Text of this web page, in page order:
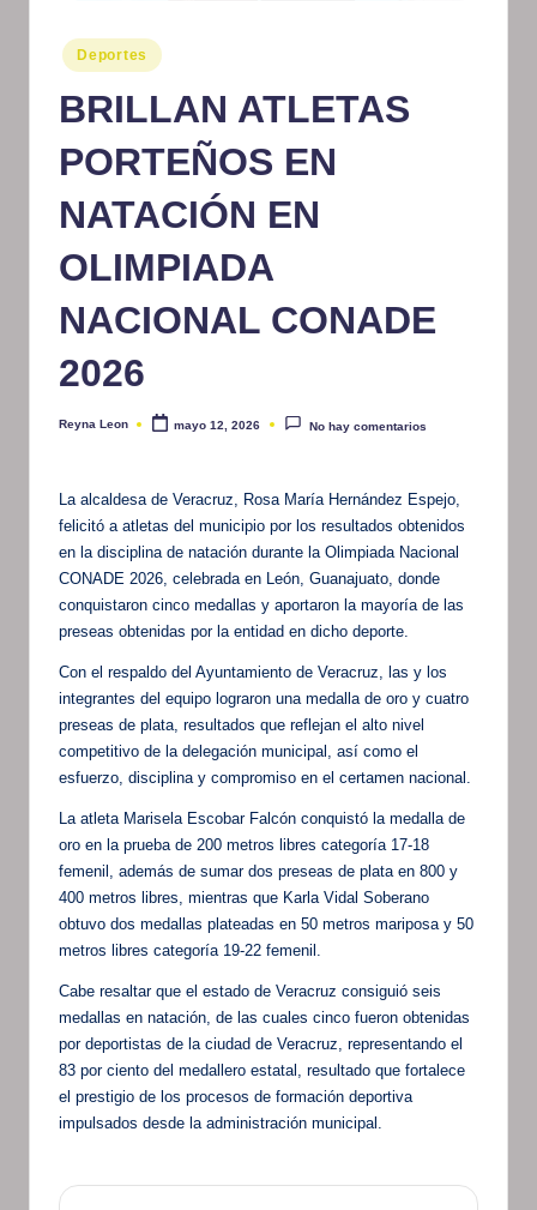
m
at
iv
o
Publicado
en
Deportes
BRILLAN ATLETAS
PORTEÑOS EN
NATACIÓN EN
OLIMPIADA
NACIONAL CONADE
2026
Publicado
Reyna Leon mayo 12, 2026 No hay comentarios
La alcaldesa de Veracruz, Rosa María Hernández Espejo,
felicitó a atletas del municipio por los resultados obtenidos
en la disciplina de natación durante la Olimpiada Nacional
CONADE 2026, celebrada en León, Guanajuato, donde
conquistaron cinco medallas y aportaron la mayoría de las
preseas obtenidas por la entidad en dicho deporte.
Con el respaldo del Ayuntamiento de Veracruz, las y los
integrantes del equipo lograron una medalla de oro y cuatro
preseas de plata, resultados que reflejan el alto nivel
competitivo de la delegación municipal, así como el
esfuerzo, disciplina y compromiso en el certamen nacional.
La atleta Marisela Escobar Falcón conquistó la medalla de
oro en la prueba de 200 metros libres categoría 17-18
femenil, además de sumar dos preseas de plata en 800 y
400 metros libres, mientras que Karla Vidal Soberano
obtuvo dos medallas plateadas en 50 metros mariposa y 50
metros libres categoría 19-22 femenil.
Cabe resaltar que el estado de Veracruz consiguió seis
medallas en natación, de las cuales cinco fueron obtenidas
por deportistas de la ciudad de Veracruz, representando el
83 por ciento del medallero estatal, resultado que fortalece
el prestigio de los procesos de formación deportiva
impulsados desde la administración municipal.